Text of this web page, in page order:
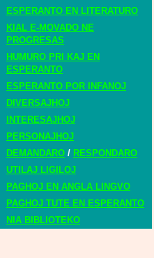
ESPERANTO EN LITERATURO
KIAL E-MOVADO NE
PROGRESAS
HUMURO PRI KAJ EN
ESPERANTO
ESPERANTO POR INFANOJ
DIVERSAJHOJ
INTERESAJHOJ
PERSONAJHOJ
DEMANDARO / RESPONDARO
UTILAJ LIGILOJ
PAGHOJ EN ANGLA LINGVO
PAGHOJ TUTE EN ESPERANTO
NIA BIBLIOTEKO